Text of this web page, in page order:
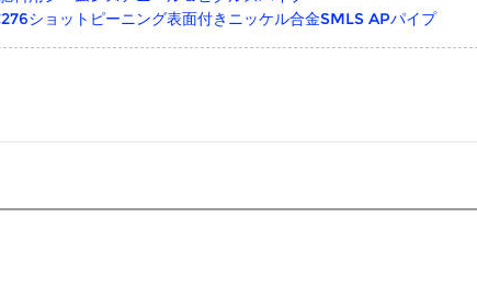
ショットピーニング表面付きニッケル合金SMLS APパイプ